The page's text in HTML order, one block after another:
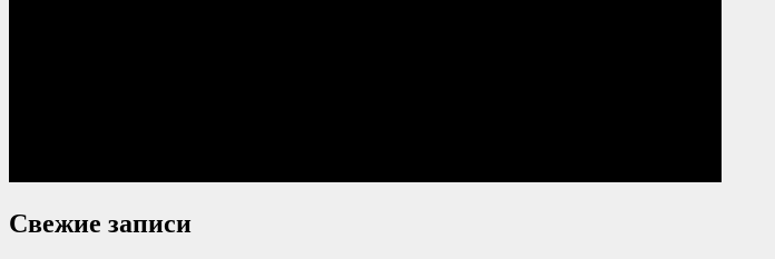
Свежие записи